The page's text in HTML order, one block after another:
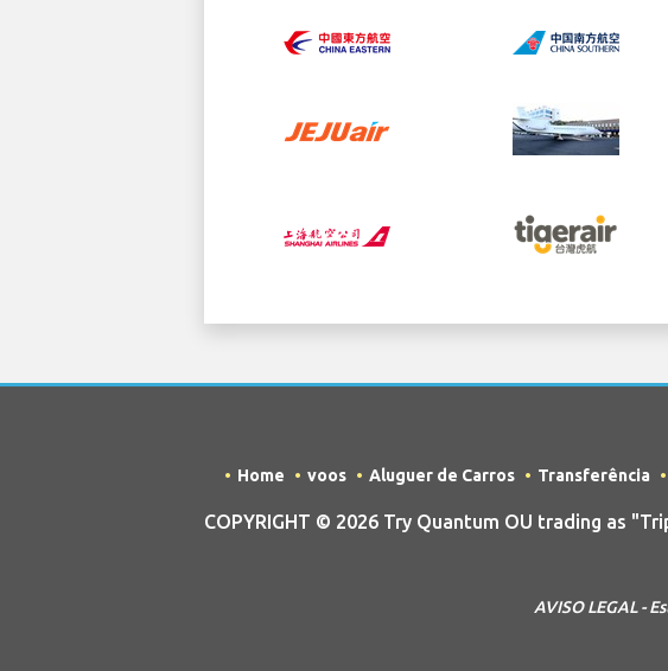
Home voos Aluguer de Carros Transferência
COPYRIGHT © 2026 Try Quantum OU trading as
AVISO LEGAL -